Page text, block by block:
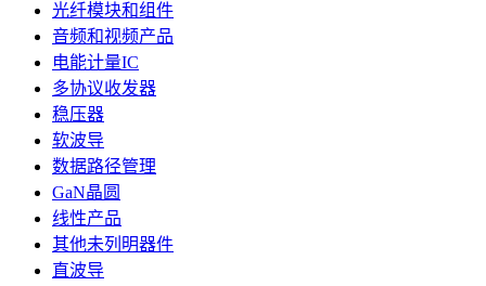
光纤模块和组件
音频和视频产品
电能计量IC
多协议收发器
稳压器
软波导
数据路径管理
GaN晶圆
线性产品
其他未列明器件
直波导